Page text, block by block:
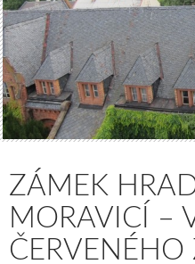
ZÁMEK
MORAVICÍ –
ČERVENÉHO